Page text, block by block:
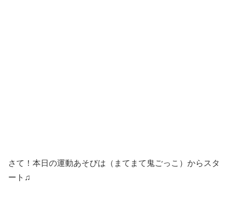
さて！本日の運動あそびは（まてまて鬼ごっこ）からスタ
ート♫